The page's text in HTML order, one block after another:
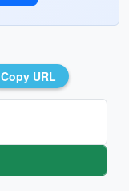
Copy URL